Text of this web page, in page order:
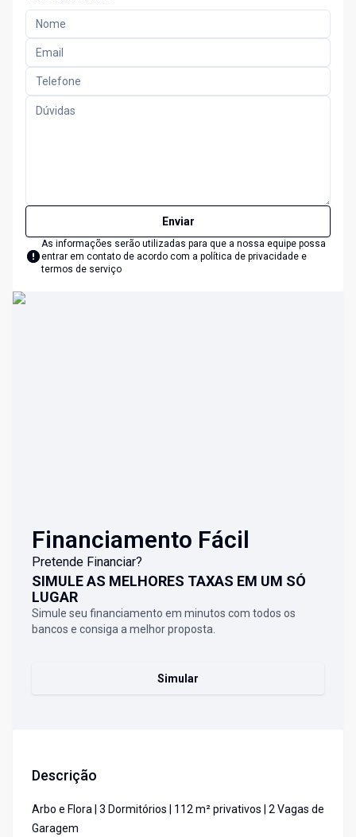
Enviar
As informações serão utilizadas para que a nossa equipe possa
entrar em contato de acordo com a política de privacidade e
termos de serviço
Financiamento Fácil
Pretende Financiar?
SIMULE AS MELHORES TAXAS EM UM SÓ
LUGAR
Simule seu financiamento em minutos com todos os
bancos e consiga a melhor proposta.
Simular
Descrição
Arbo e Flora | 3 Dormitórios | 112 m² privativos | 2 Vagas de
Garagem